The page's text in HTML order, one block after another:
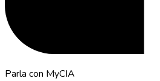
Parla con MyCIA